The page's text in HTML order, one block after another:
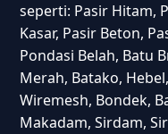
seperti: Pasir Hitam,
Kasar, Pasir Beton,
Pondasi Belah, Batu
Merah, Batako,
Wiremesh, Bondek,
Makadam, Sirdam,